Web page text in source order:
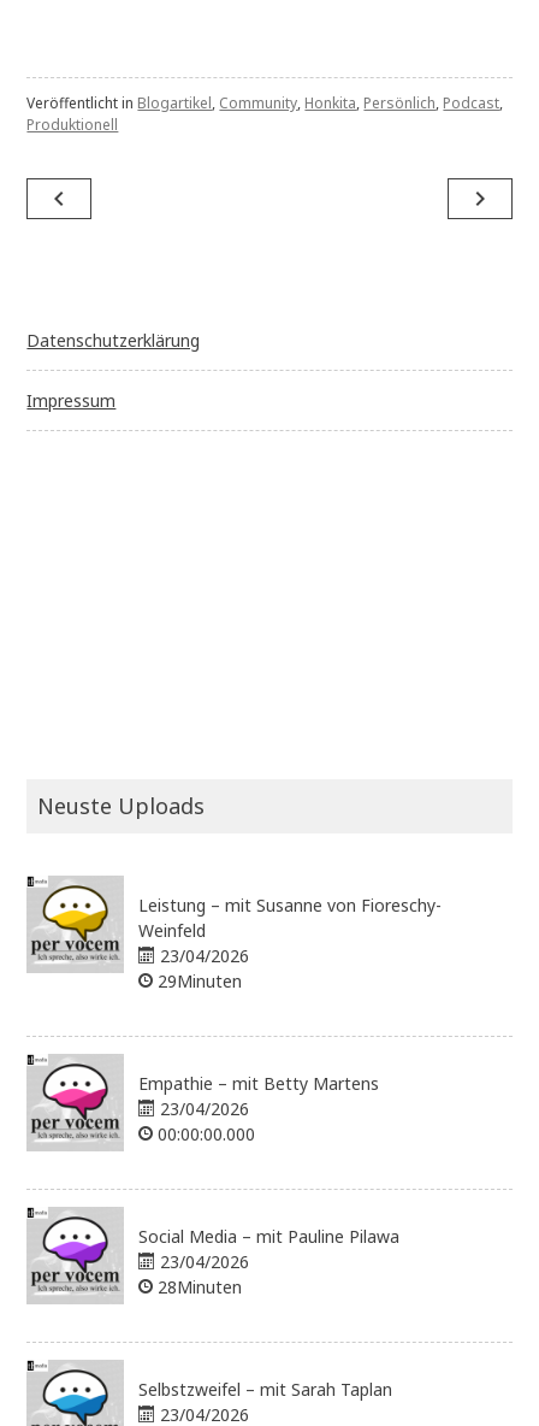
Veröffentlicht in Blogartikel, Community, Honkita, Persönlich, Podcast,
Produktionell
Beitragsnavigation
navigate_before navigate_next
Datenschutzerklärung
Impressum
Neuste Uploads
Leistung – mit Susanne von Fioreschy-
Weinfeld
23/04/2026
29Minuten
Empathie – mit Betty Martens
23/04/2026
00:00:00.000
Social Media – mit Pauline Pilawa
23/04/2026
28Minuten
Selbstzweifel – mit Sarah Taplan
23/04/2026